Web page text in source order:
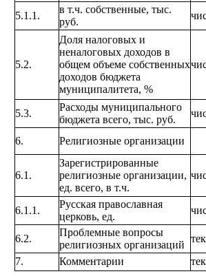
5.1.1.
в т.ч. собственные, тыс.
руб.
5.2.
Доля налоговых и
неналоговых доходов в
общем объеме собственных
доходов бюджета
муниципалитета, %
5.3.
Расходы муниципального
бюджета всего, тыс. руб.
6. Религиозные организации
6.1.
Зарегистрированные
религиозные организации,
ед. всего, в т.ч.
6.1.1.
Русская православная
церковь, ед.
6.2.
Проблемные вопросы
религиозных организаций
7.
Комментарии